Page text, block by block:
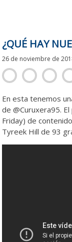
¿QUÉ HAY
26 de noviembre de
En esta tenemos
de @Curuxera95.
Friday) de
Tyreek Hill de 93